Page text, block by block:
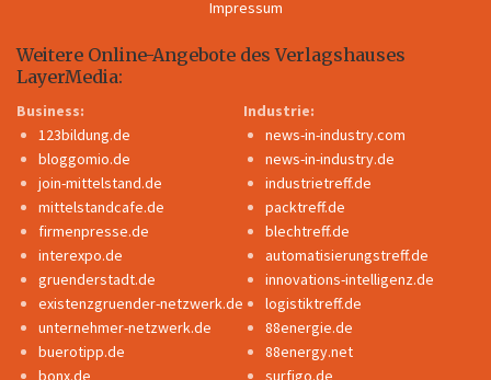
Impressum
Weitere Online-Angebote des Verlagshauses
LayerMedia:
Business:
123bildung.de
bloggomio.de
join-mittelstand.de
mittelstandcafe.de
firmenpresse.de
interexpo.de
gruenderstadt.de
existenzgruender-netzwerk.de
unternehmer-netzwerk.de
buerotipp.de
bonx.de
Industrie:
news-in-industry.com
news-in-industry.de
industrietreff.de
packtreff.de
blechtreff.de
automatisierungstreff.de
innovations-intelligenz.de
logistiktreff.de
88energie.de
88energy.net
surfigo.de